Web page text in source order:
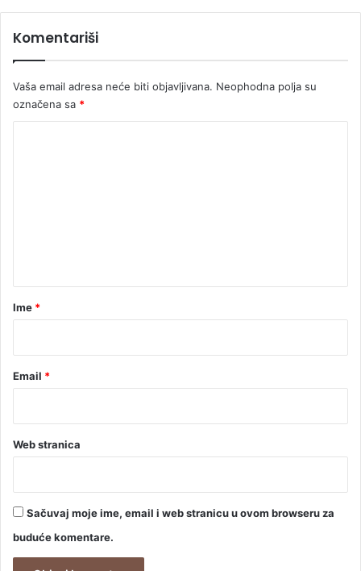
Komentariši
Vaša email adresa neće biti objavljivana. Neophodna polja su
označena sa *
rIme *
Email *
Web stranica
Sačuvaj moje ime, email i web stranicu u ovom browseru za
buduće komentare.